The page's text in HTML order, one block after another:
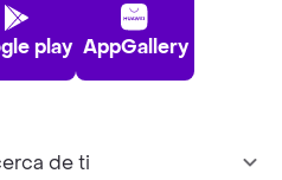
play AppGallery
de ti